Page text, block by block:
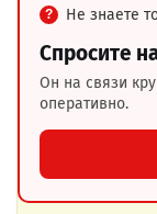
Не знаете
Спросите
Он на связи
оперативно.